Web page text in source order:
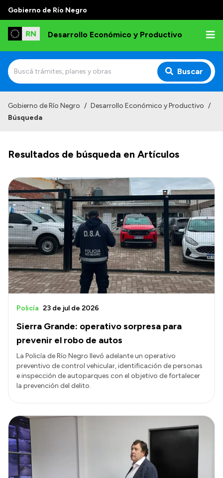
Gobierno de Río Negro
Desarrollo Económico y Productivo
Buscar
Delegaciones
Normativa
Transparencia
Presupuesto
Boletín Oficial
Compras y licitaciones
Consulta de expedientes
Consulta de pago a proveedores
Convocatorias
Intranet
Login
Gobierno de Río Negro / Desarrollo Económico y Productivo /
Búsqueda
Resultados de búsqueda en Artículos
Sierra Grande: operativo sorpresa para
prevenir el robo de autos
Policía 23 de jul de 2026
La Policía de Río Negro llevó adelante un operativo
preventivo de control vehicular, identificación de personas
e inspección de autoparques con el objetivo de fortalecer
la prevención del delito.